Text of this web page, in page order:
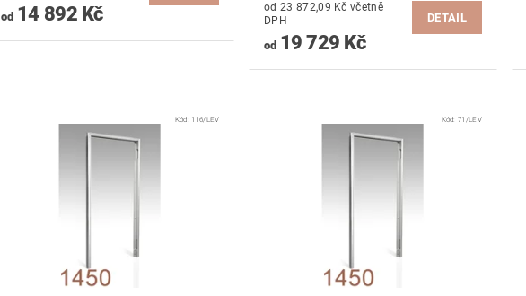
od14 892 Kč
od 23 872,09 Kč včetně
DPH
od19 729 Kč
DETAIL
Kód: 116/LEV Kód:71/LEV